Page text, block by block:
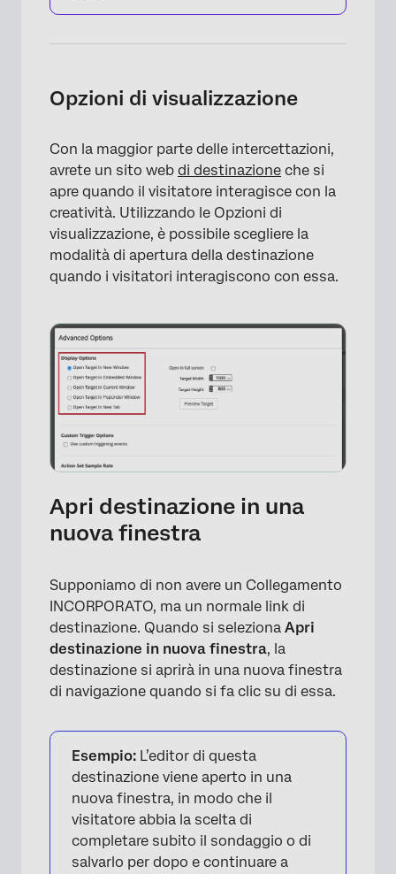
Opzioni di visualizzazione
Con la maggior parte delle intercettazioni,
avrete un sito web di destinazione che si
apre quando il visitatore interagisce con la
creatività. Utilizzando le Opzioni di
visualizzazione, è possibile scegliere la
modalità di apertura della destinazione
quando i visitatori interagiscono con essa.
Apri destinazione in una
nuova finestra
Supponiamo di non avere un Collegamento
INCORPORATO, ma un normale link di
destinazione. Quando si seleziona Apri
destinazione in nuova finestra, la
destinazione si aprirà in una nuova finestra
di navigazione quando si fa clic su di essa.
Esempio: L’editor di questa
destinazione viene aperto in una
nuova finestra, in modo che il
visitatore abbia la scelta di
completare subito il sondaggio o di
salvarlo per dopo e continuare a